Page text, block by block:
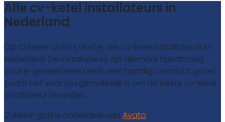
Alle cv-ketel installateurs in
Nederland
Op Cvketel-Gids.nl vind je alle cv-ketel installateurs in
Nederland. De installateurs zijn allemaal handmatig
voor je geselecteerd en in een handig overzicht gezet,
zodat het voor jou gemakkelijk is om de beste cv-ketel
installateur te vinden.
Cvketel-gids is onderdeel van Avato